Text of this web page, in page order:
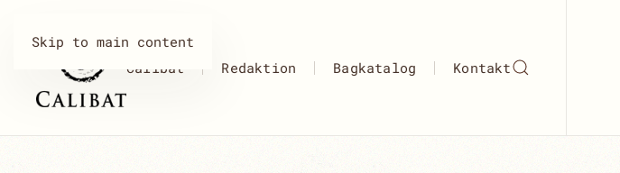
Skip to main content
Calibat
Redaktion Bagkatalog Kontakt